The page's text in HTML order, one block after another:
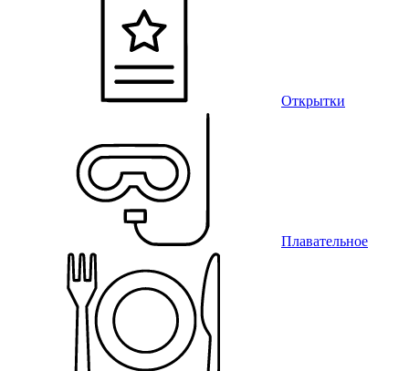
Открытки
Плавательное